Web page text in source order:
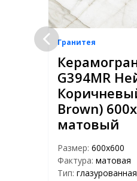
Гранитея
G394MR
Brown)
матовый
Размер: 600х600
Фактура: матовая
Тип: глазурованная